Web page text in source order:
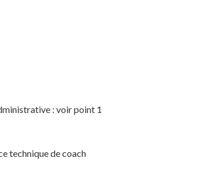
: voir point 1
technique de coach